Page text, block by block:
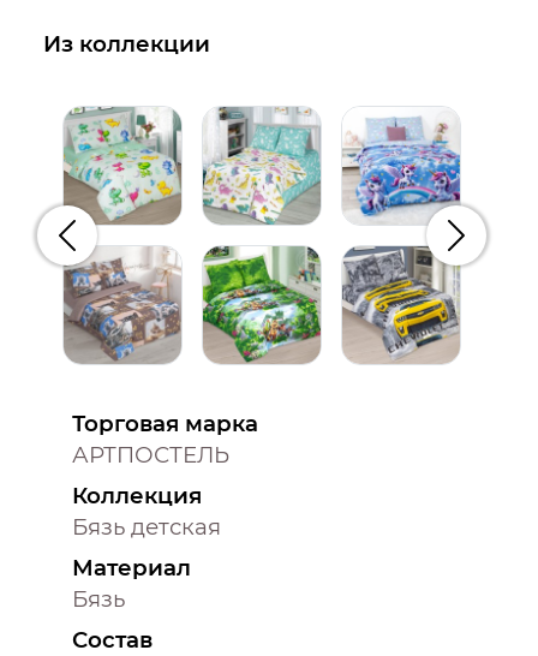
Из коллекции
Предыдущий
Торговая марка
АРТПОСТЕЛЬ
Коллекция
Бязь детская
Материал
Бязь
Состав